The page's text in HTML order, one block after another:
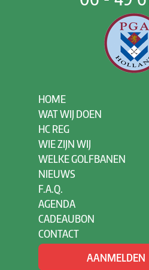
HOME
WAT WIJ DOEN
HC REG
WIE ZIJN WIJ
WELKE GOLFBANEN
NIEUWS
F.A.Q.
AGENDA
CADEAUBON
CONTACT
AANMELDEN